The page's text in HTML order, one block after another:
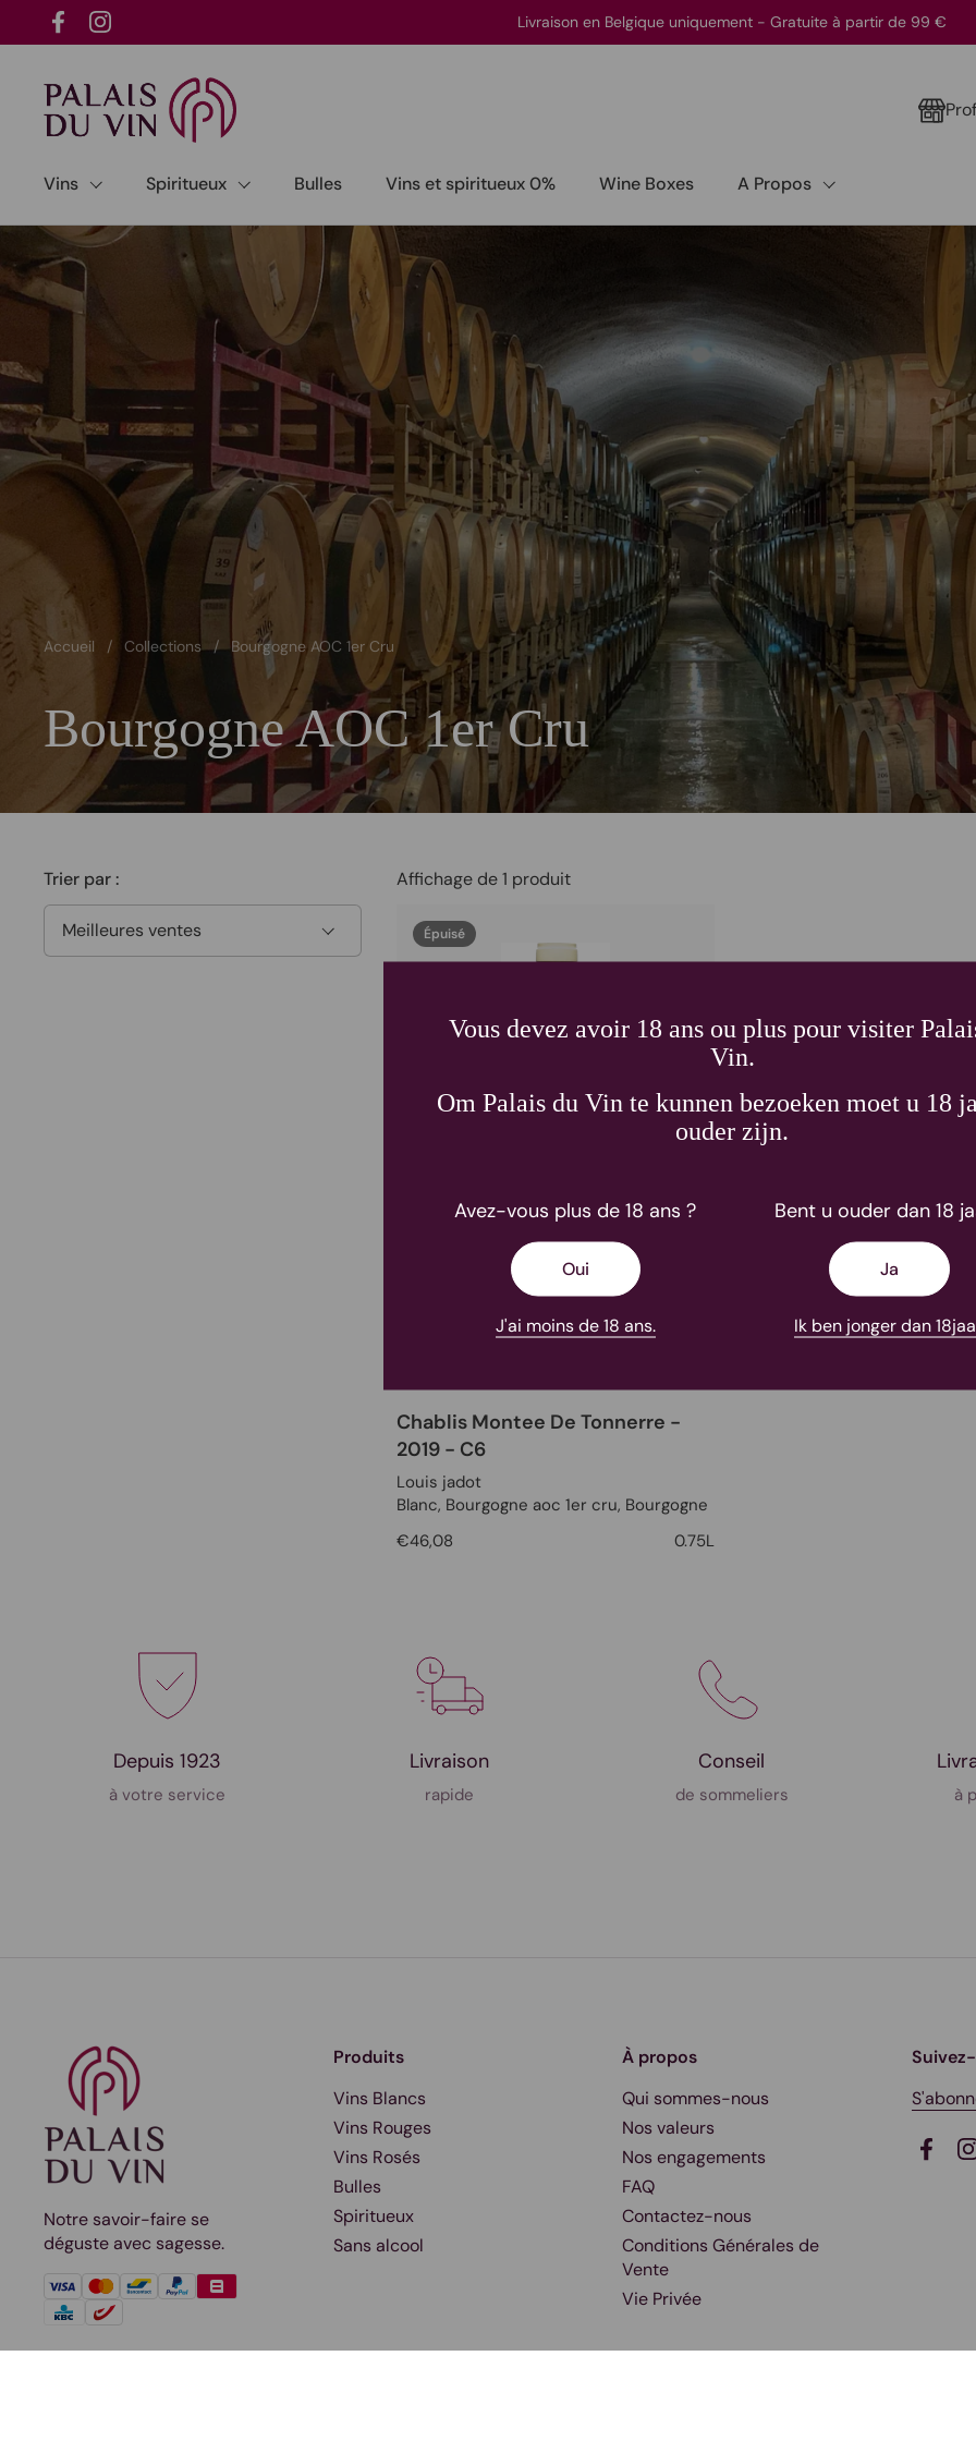
Passer au contenu
Vous devez avoir 18 ans ou plus pour visiter
Vin.
Om Palais du Vin te kunnen bezoeken moet u 18
ouder zijn.
Avez-vous plus de 18 ans ?
Oui
J'ai moins de 18 ans.
Bent u ouder dan 18
Ja
Ik ben jonger dan
FacebookInstagram Livraison en Belgique uniquement - Gratuite à partir de 99 €
Vins Spiritueux Bulles Vins et spiritueux 0% Wine Boxes A Propos
Accueil / Collections / Bourgogne AOC 1er Cru
Bourgogne AOC 1er Cru
Trier par : Affichage de 1 produit
Chablis Montee De Tonnerre -
2019 - C6
Louis jadot
Blanc, Bourgogne aoc 1er cru, Bourgogne
€46,08
0.75L
Épuisé
Depuis 1923
à votre service
Livraison
rapide
Conseil
de sommeliers à
Notre savoir-faire se
déguste avec sagesse.
Produits
Vins Blancs
Vins Rouges
Vins Rosés
Bulles
Spiritueux
Sans alcool
À propos
Qui sommes-nous
Nos valeurs
Nos engagements
FAQ
Contactez-nous
Conditions Générales de
Vente
Vie Privée